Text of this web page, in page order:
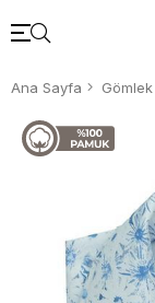
Ana Sayfa Gömlek